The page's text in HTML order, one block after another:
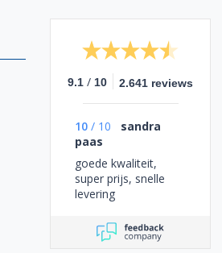
9.1 / 10 2.641 reviews
10 / 10
sandra
paas
goede kwaliteit,
super prijs, snelle
levering